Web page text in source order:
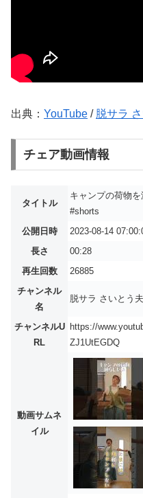
出典： YouTube / 脱サラ
チェア動画情報
タイトル
キャンプの荷物
#shorts
公開日時
2023-08-14
長さ
00:28
再生回数
26885
チャンネル
名
脱サラ さいとう
チャンネルU
RL
https://
ZJ1UtEGDQ
動画サムネ
イル